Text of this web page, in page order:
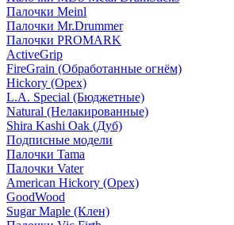
Палочки Meinl
Палочки Mr.Drummer
Палочки PROMARK
ActiveGrip
FireGrain (Обработанные огнём)
Hickory (Орех)
L.A. Special (Бюджетные)
Natural (Нелакированные)
Shira Kashi Oak (Дуб)
Подписные модели
Палочки Tama
Палочки Vater
American Hickory (Орех)
GoodWood
Sugar Maple (Клен)